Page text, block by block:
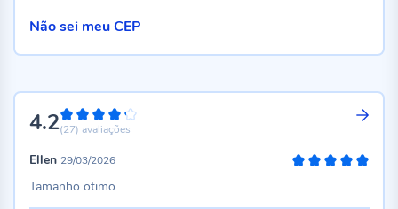
4.284%
(27) avaliações
Ellen 29/03/2026
Tamanho otimo
Não sei meu CEP